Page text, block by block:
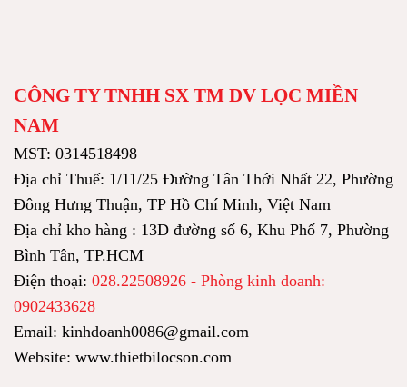
CÔNG TY TNHH SX TM DV LỌC MIỀN
NAM
MST: 0314518498
Địa chỉ Thuế: 1/11/25 Đường Tân Thới Nhất 22, Phường
Đông Hưng Thuận, TP Hồ Chí Minh, Việt Nam
Địa chỉ kho hàng : 13D đường số 6, Khu Phố 7, Phường
Bình Tân, TP.HCM
Điện thoại: 028.22508926 - Phòng kinh doanh:
0902433628
Email: kinhdoanh0086@gmail.com
Website: www.thietbilocson.com